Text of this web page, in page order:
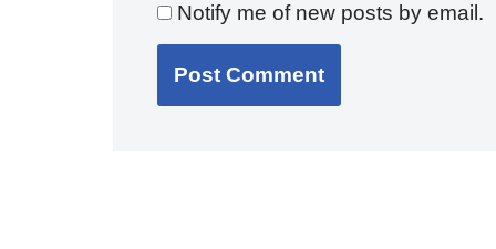
Notify me of new posts by email.